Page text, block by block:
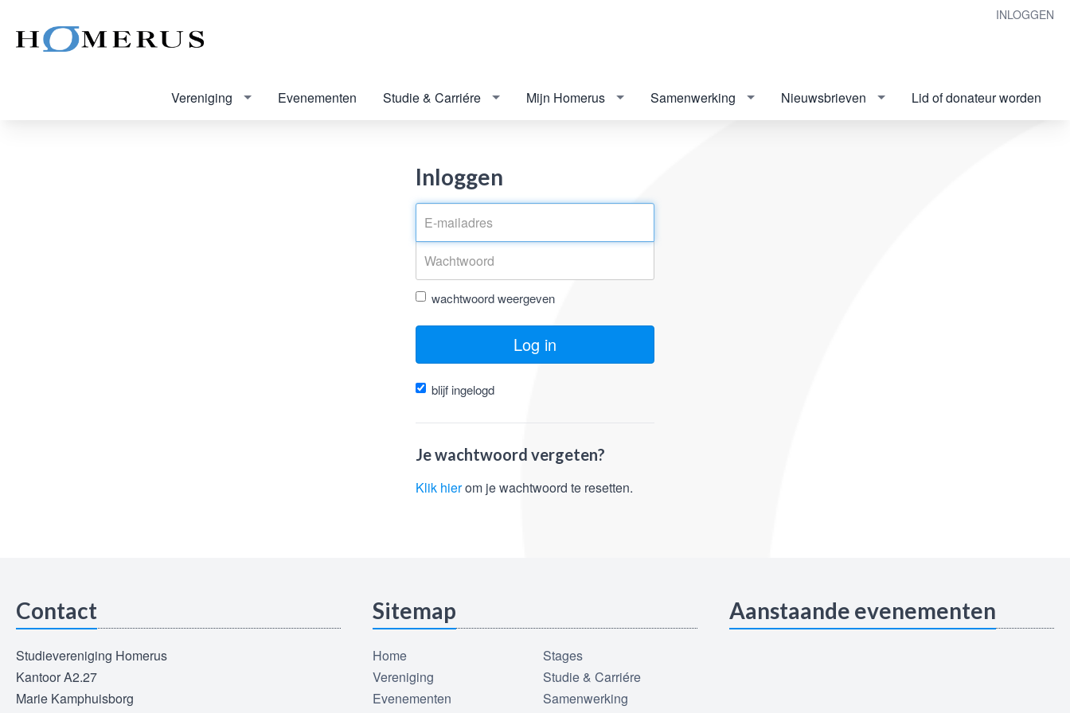
INLOGGEN
Vereniging Evenementen Studie & Carriére Mijn Homerus Samenwerking Nieuwsbrieven Lid of donateur worden
Inloggen
wachtwoord weergeven
Log in
blijf ingelogd
Je wachtwoord vergeten?
Klik hierom je wachtwoord te resetten.
Contact
Studievereniging Homerus
Kantoor A2.27
Marie Kamphuisborg
Sitemap
Home
Vereniging
Evenementen
Stages
Studie & Carriére
Samenwerking
Aanstaande evenementen